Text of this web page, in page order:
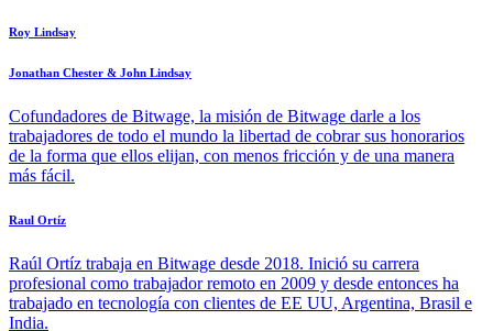
Roy Lindsay
Jonathan Chester & John Lindsay
Cofundadores de Bitwage, la misión de Bitwage darle a los
trabajadores de todo el mundo la libertad de cobrar sus honorarios
de la forma que ellos elijan, con menos fricción y de una manera
más fácil.
Raul Ortíz
Raúl Ortíz trabaja en Bitwage desde 2018. Inició su carrera
profesional como trabajador remoto en 2009 y desde entonces ha
trabajado en tecnología con clientes de EE UU, Argentina, Brasil e
India.